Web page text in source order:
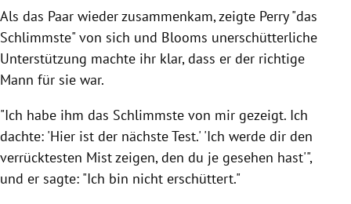
Als das Paar wieder zusammenkam, zeigte Perry "das
Schlimmste" von sich und Blooms unerschütterliche
Unterstützung machte ihr klar, dass er der richtige
Mann für sie war.
"Ich habe ihm das Schlimmste von mir gezeigt. Ich
dachte: 'Hier ist der nächste Test.' 'Ich werde dir den
verrücktesten Mist zeigen, den du je gesehen hast'",
und er sagte: "Ich bin nicht erschüttert."